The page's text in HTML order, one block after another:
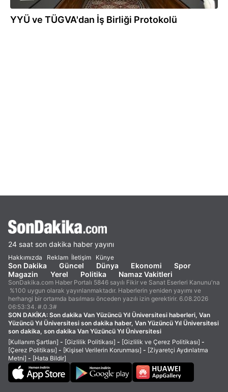
YYÜ ve TÜGVA'dan İş Birliği Protokolü
24 saat son dakika haber yayını
Hakkımızda Reklam İletişim Künye
Son Dakika Güncel Dünya Ekonomi
Spor
Magazin
Yerel Politika Namaz Vakitleri
SonDakika.com Haber Portalı 5846 sayılı Fikir ve Sanat Eserleri Kanunu'na
%100 uygun olarak yayınlanmaktadır. Haberlerin yeniden yayımı ve
herhangi bir ortamda basılması önceden yazılı izin gerektirir. 6.08.2026
06:53:34. #.0.3#
SON DAKİKA: Son dakika Van Yüzüncü Yıl Üniversitesi haberleri, Van
Yüzüncü Yıl Üniversitesi son dakika haber, Van Yüzüncü Yıl Üniversitesi
son dakika, son dakika Van Yüzüncü Yıl Üniversitesi
[Kullanım Şartları] - [Gizlilik Politikası] - [Gizlilik ve Çerez Politikası] -
[Çerez Politikası] - [Kişisel Verilerin Korunması] - [Ziyaretçi Aydınlatma
Metni] - [Hata Bildir]